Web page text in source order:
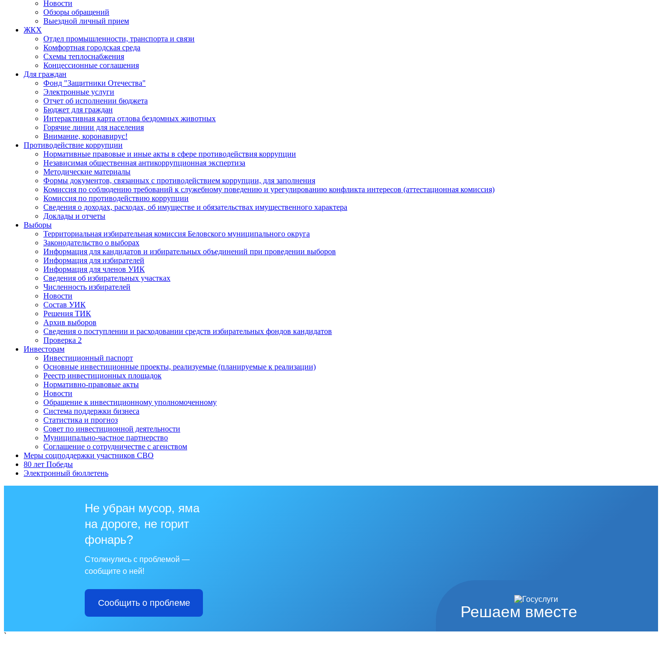
Новости
Обзоры обращений
Выездной личный прием
ЖКХ
Отдел промышленности, транспорта и связи
Комфортная городская среда
Схемы теплоснабжения
Концессионные соглашения
Для граждан
Фонд "Защитники Отечества"
Электронные услуги
Отчет об исполнении бюджета
Бюджет для граждан
Интерактивная карта отлова бездомных животных
Горячие линии для населения
Внимание, коронавирус!
Противодействие коррупции
Нормативные правовые и иные акты в сфере противодействия коррупции
Независимая общественная антикоррупционная экспертиза
Методические материалы
Формы документов, связанных с противодействием коррупции, для заполнения
Комиссия по соблюдению требований к служебному поведению и урегулированию конфликта интересов (аттестационная комиссия)
Комиссия по противодействию коррупции
Сведения о доходах, расходах, об имуществе и обязательствах имущественного характера
Доклады и отчеты
Выборы
Территориальная избирательная комиссия Беловского муниципального округа
Законодательство о выборах
Информация для кандидатов и избирательных объединений при проведении выборов
Информация для избирателей
Информация для членов УИК
Сведения об избирательных участках
Численность избирателей
Новости
Состав УИК
Решения ТИК
Архив выборов
Сведения о поступлении и расходовании средств избирательных фондов кандидатов
Проверка 2
Инвесторам
Инвестиционный паспорт
Основные инвестиционные проекты, реализуемые (планируемые к реализации)
Реестр инвестиционных площадок
Нормативно-правовые акты
Новости
Обращение к инвестиционному уполномоченному
Система поддержки бизнеса
Статистика и прогноз
Совет по инвестиционной деятельности
Муниципально-частное партнерство
Соглашение о сотрудничестве с агенством
Меры соцподдержки участников СВО
80 лет Победы
Электронный бюллетень
Решаем вместе
Не убран мусор, яма
на дороге, не горит
фонарь?
Столкнулись с проблемой —
сообщите о ней!
Сообщить о проблеме
`